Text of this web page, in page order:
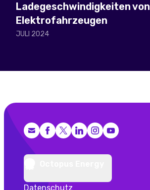
Ladegeschwindigkeiten von
Elektrofahrzeugen
JULI 2024
Facebook
X (Twitter)
LinkedInInstagram
YouTube
Datenschutz